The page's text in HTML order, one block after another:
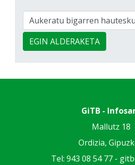
EGIN ALDERAKETA
GiTB -
Mallutz 18
Ordizia,
Tel: 943 08 54 77 -